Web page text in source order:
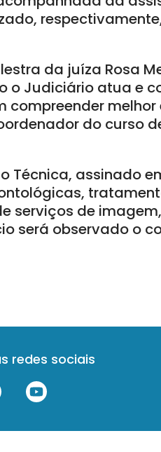
da juíza Rosa
o Judiciário atua e
compreender
do curso
Técnica, assinado
serviços de
será observado o
redes sociais